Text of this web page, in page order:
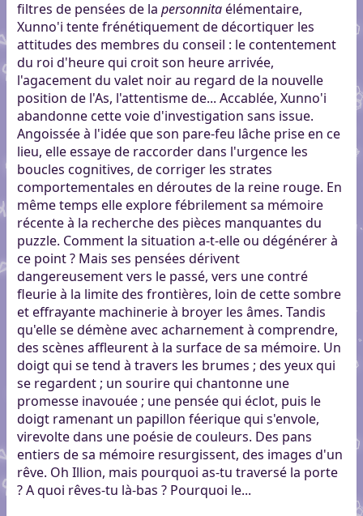
filtres de pensées de la personnitaélémentaire,
Xunno'i tente frénétiquement de décortiquer les
attitudes des membres du conseil : le contentement
du roi d'heure qui croit son heure arrivée,
l'agacement du valet noir au regard de la nouvelle
position de l'As, l'attentisme de... Accablée, Xunno'i
abandonne cette voie d'investigation sans issue.
Angoissée à l'idée que son pare-feu lâche prise en ce
lieu, elle essaye de raccorder dans l'urgence les
boucles cognitives, de corriger les strates
comportementales en déroutes de la reine rouge. En
même temps elle explore fébrilement sa mémoire
récente à la recherche des pièces manquantes du
puzzle. Comment la situation a-t-elle ou dégénérer à
ce point ? Mais ses pensées dérivent
dangereusement vers le passé, vers une contré
fleurie à la limite des frontières, loin de cette sombre
et effrayante machinerie à broyer les âmes. Tandis
qu'elle se démène avec acharnement à comprendre,
des scènes affleurent à la surface de sa mémoire. Un
doigt qui se tend à travers les brumes ; des yeux qui
se regardent ; un sourire qui chantonne une
promesse inavouée ; une pensée qui éclot, puis le
doigt ramenant un papillon féerique qui s'envole,
virevolte dans une poésie de couleurs. Des pans
entiers de sa mémoire resurgissent, des images d'un
rêve. Oh Illion, mais pourquoi as-tu traversé la porte
? A quoi rêves-tu là-bas ? Pourquoi le...